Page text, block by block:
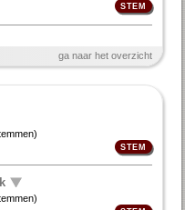
ga naar het overzicht
)
)